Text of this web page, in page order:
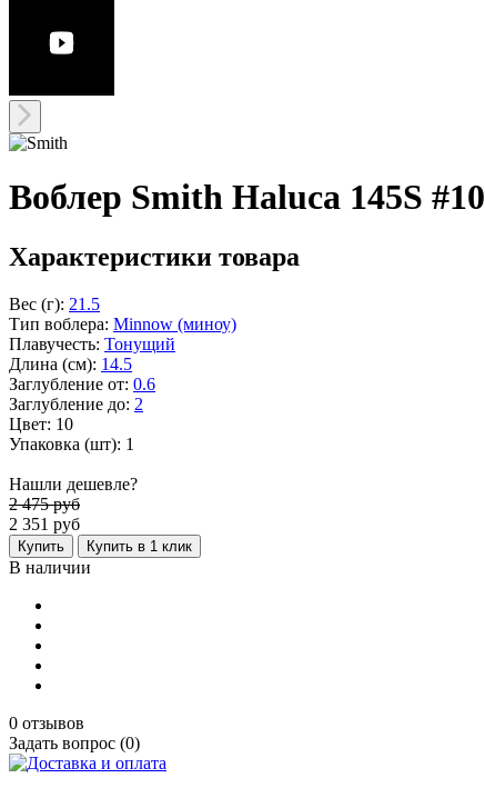
Воблер Smith Haluca 145S #10
Характеристики товара
Вес (г): 21.5
Тип воблера: Minnow (миноу)
Плавучесть: Тонущий
Длина (см): 14.5
Заглубление от: 0.6
Заглубление до: 2
Цвет: 10
Упаковка (шт): 1
Нашли дешевле?
2 475 руб
2 351 руб
Купить Купить в 1 клик
В наличии
0 отзывов
Задать вопрос (0)